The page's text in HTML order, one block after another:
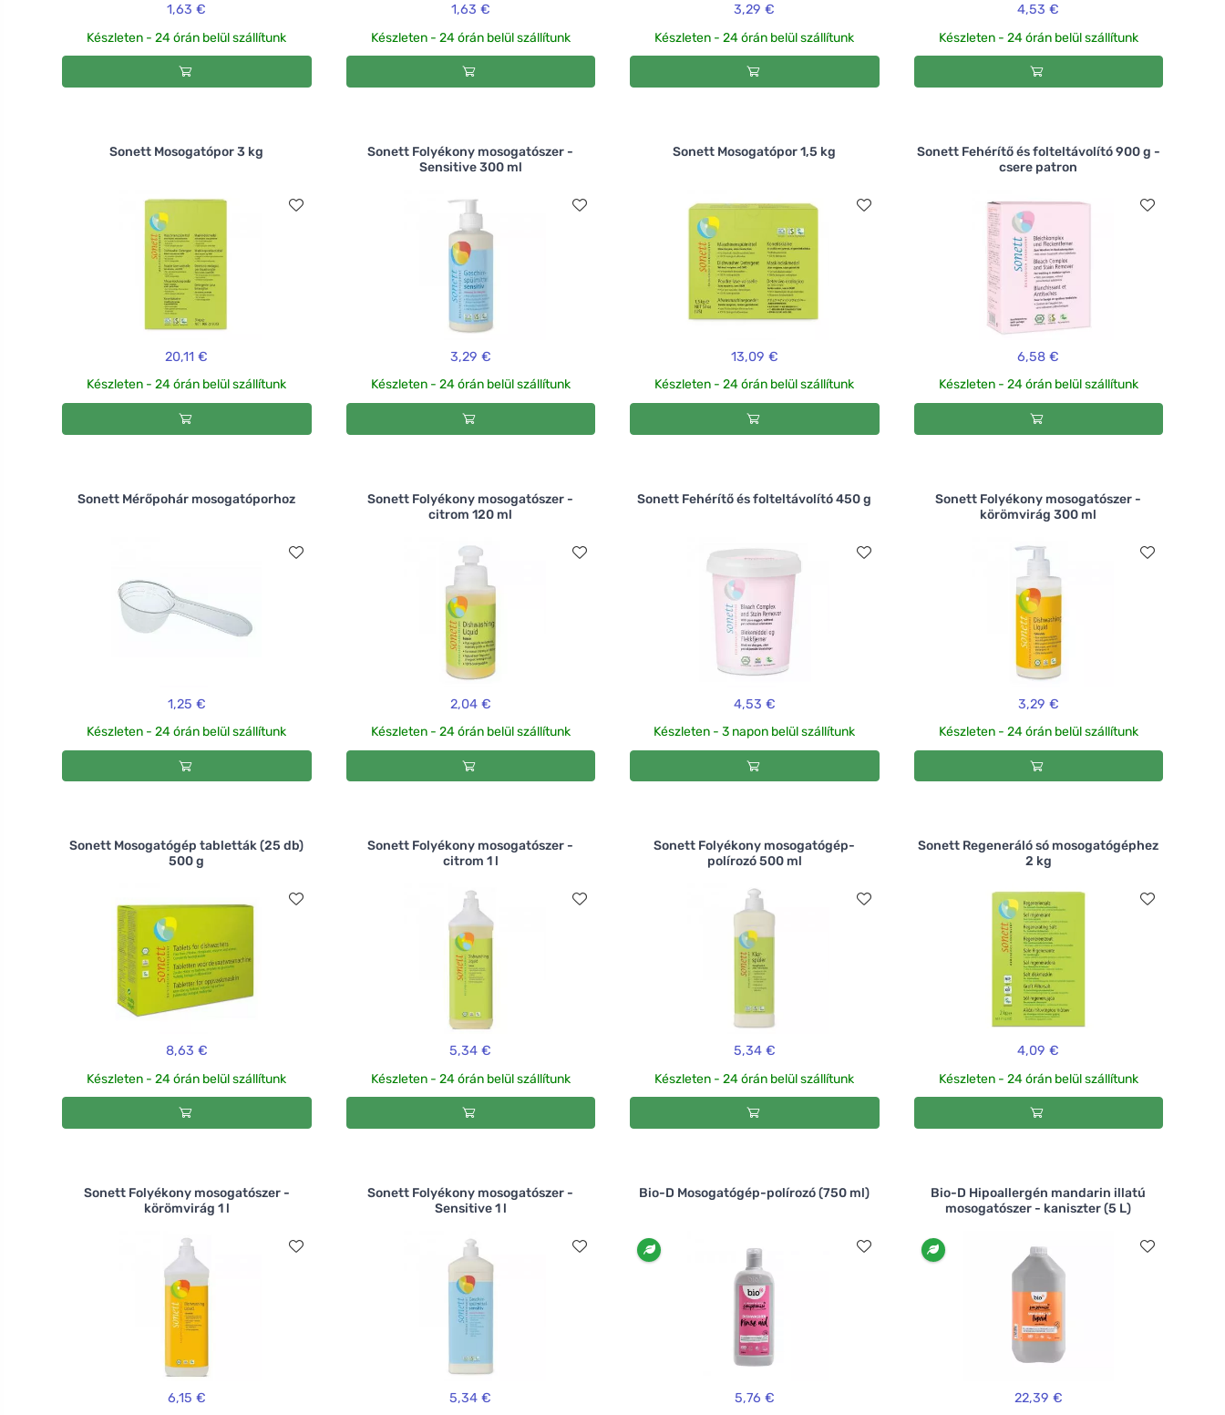
1,63 €
Készleten - 24 órán belül szállítunk
1,63 €
Készleten - 24 órán belül szállítunk
3,29 €
Készleten - 24 órán belül szállítunk
4,53 €
Készleten - 24 órán belül szállítunk
Sonett Mosogatópor 3 kg
20,11 €
Készleten - 24 órán belül szállítunk
Sonett Folyékony mosogatószer -
Sensitive 300 ml
3,29 €
Készleten - 24 órán belül szállítunk
Sonett Mosogatópor 1,5 kg
13,09 €
Készleten - 24 órán belül szállítunk
Sonett Fehérítő és folteltávolító 900 g -
csere patron
6,58 €
Készleten - 24 órán belül szállítunk
Sonett Mérőpohár mosogatóporhoz
1,25 €
Készleten - 24 órán belül szállítunk
Sonett Folyékony mosogatószer -
citrom 120 ml
2,04 €
Készleten - 24 órán belül szállítunk
Sonett Fehérítő és folteltávolító 450 g
4,53 €
Készleten - 3 napon belül szállítunk
Sonett Folyékony mosogatószer -
körömvirág 300 ml
3,29 €
Készleten - 24 órán belül szállítunk
Sonett Mosogatógép tabletták (25 db)
500 g
8,63 €
Készleten - 24 órán belül szállítunk
Sonett Folyékony mosogatószer -
citrom 1 l
5,34 €
Készleten - 24 órán belül szállítunk
Sonett Folyékony mosogatógép-
polírozó 500 ml
5,34 €
Készleten - 24 órán belül szállítunk
Sonett Regeneráló só mosogatógéphez
2 kg
4,09 €
Készleten - 24 órán belül szállítunk
Sonett Folyékony mosogatószer -
körömvirág 1 l
6,15 €
Sonett Folyékony mosogatószer -
Sensitive 1 l
5,34 €
Bio-D Mosogatógép-polírozó (750 ml)
5,76 €
Bio-D Hipoallergén mandarin illatú
mosogatószer - kaniszter (5 L)
22,39 €